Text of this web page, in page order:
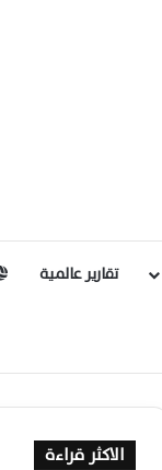
تقارير عالمية
الاكثر قراءة